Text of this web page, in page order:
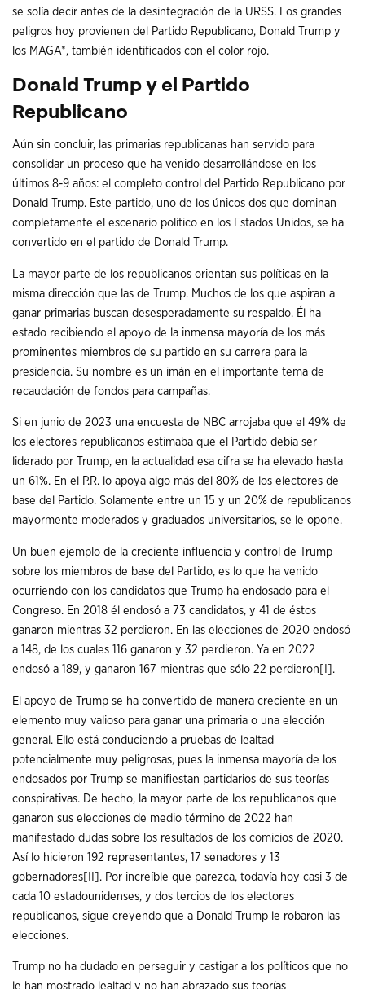
se solía decir antes de la desintegración de la URSS. Los grandes
peligros hoy provienen del Partido Republicano, Donald Trump y
los MAGA*, también identificados con el color rojo.
Donald Trump y el Partido
Republicano
Aún sin concluir, las primarias republicanas han servido para
consolidar un proceso que ha venido desarrollándose en los
últimos 8-9 años: el completo control del Partido Republicano por
Donald Trump. Este partido, uno de los únicos dos que dominan
completamente el escenario político en los Estados Unidos, se ha
convertido en el partido de Donald Trump.
La mayor parte de los republicanos orientan sus políticas en la
misma dirección que las de Trump. Muchos de los que aspiran a
ganar primarias buscan desesperadamente su respaldo. Él ha
estado recibiendo el apoyo de la inmensa mayoría de los más
prominentes miembros de su partido en su carrera para la
presidencia. Su nombre es un imán en el importante tema de
recaudación de fondos para campañas.
Si en junio de 2023 una encuesta de NBC arrojaba que el 49% de
los electores republicanos estimaba que el Partido debía ser
liderado por Trump, en la actualidad esa cifra se ha elevado hasta
un 61%. En el P.R. lo apoya algo más del 80% de los electores de
base del Partido. Solamente entre un 15 y un 20% de republicanos
mayormente moderados y graduados universitarios, se le opone.
Un buen ejemplo de la creciente influencia y control de Trump
sobre los miembros de base del Partido, es lo que ha venido
ocurriendo con los candidatos que Trump ha endosado para el
Congreso. En 2018 él endosó a 73 candidatos, y 41 de éstos
ganaron mientras 32 perdieron. En las elecciones de 2020 endosó
a 148, de los cuales 116 ganaron y 32 perdieron. Ya en 2022
endosó a 189, y ganaron 167 mientras que sólo 22 perdieron
.
El apoyo de Trump se ha convertido de manera creciente en un
elemento muy valioso para ganar una primaria o una elección
general. Ello está conduciendo a pruebas de lealtad
potencialmente muy peligrosas, pues la inmensa mayoría de los
endosados por Trump se manifiestan partidarios de sus teorías
conspirativas. De hecho, la mayor parte de los republicanos que
ganaron sus elecciones de medio término de 2022 han
manifestado dudas sobre los resultados de los comicios de 2020.
Así lo hicieron 192 representantes, 17 senadores y 13
gobernadores
. Por increíble que parezca, todavía hoy casi 3 de
cada 10 estadounidenses, y dos tercios de los electores
republicanos, sigue creyendo que a Donald Trump le robaron las
elecciones.
Trump no ha dudado en perseguir y castigar a los políticos que no
le han mostrado lealtad y no han abrazado sus teorías